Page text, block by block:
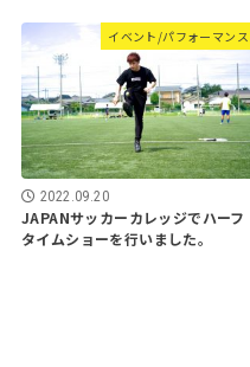
イベント/パフォーマンス
2022.09.20
JAPANサッカーカレッジでハーフ
タイムショーを行いました。